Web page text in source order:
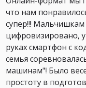
что нам
супер!!!
цифровизировано,
руках смартфон с
семья
машинам"! Было
простоту в